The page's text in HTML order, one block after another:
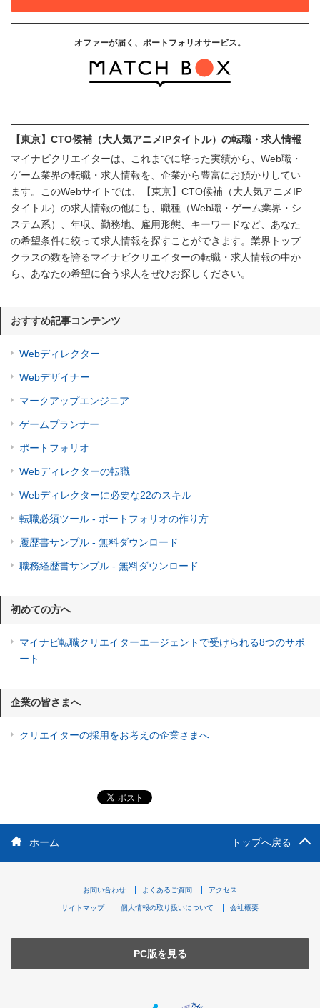
オファーが届く、ポートフォリオサービス。
【東京】CTO候補（大人気アニメIPタイトル）の転職・求人情報
マイナビクリエイターは、これまでに培った実績から、Web職・
ゲーム業界の転職・求人情報を、企業から豊富にお預かりしてい
ます。このWebサイトでは、【東京】CTO候補（大人気アニメIP
タイトル）の求人情報の他にも、職種（Web職・ゲーム業界・シ
ステム系）、年収、勤務地、雇用形態、キーワードなど、あなた
の希望条件に絞って求人情報を探すことができます。業界トップ
クラスの数を誇るマイナビクリエイターの転職・求人情報の中か
ら、あなたの希望に合う求人をぜひお探しください。
おすすめ記事コンテンツ
Webディレクター
Webデザイナー
マークアップエンジニア
ゲームプランナー
ポートフォリオ
Webディレクターの転職
Webディレクターに必要な22のスキル
転職必須ツール - ポートフォリオの作り方
履歴書サンプル - 無料ダウンロード
職務経歴書サンプル - 無料ダウンロード
初めての方へ
マイナビ転職クリエイターエージェントで受けられる8つのサポ
ート
企業の皆さまへ
クリエイターの採用をお考えの企業さまへ
ホーム トップへ戻る
お問い合わせ よくあるご質問 アクセス
サイトマップ 個人情報の取り扱いについて 会社概要
PC版を見る